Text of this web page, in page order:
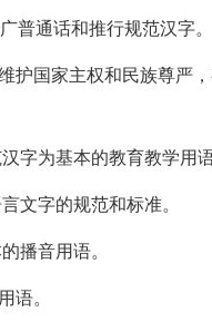
普通话和推行规范汉字。
护国家主权和民族尊严
字为基本的教育教学用语
文字的规范和标准。
播音用语。
语。